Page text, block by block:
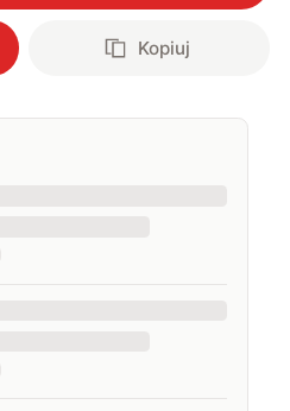
Kopiuj